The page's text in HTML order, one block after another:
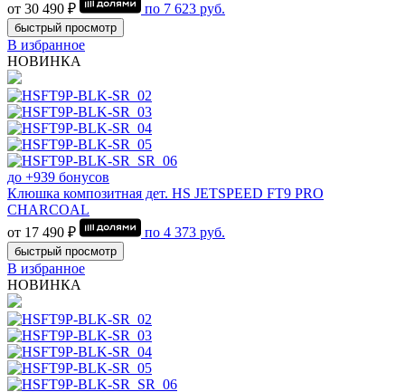
от 30 490 ₽
по 7 623 руб.
быстрый просмотр
В избранное
НОВИНКА
до +939 бонусов
Клюшка композитная дет. HS JETSPEED FT9 PRO
CHARCOAL
от 17 490 ₽
по 4 373 руб.
быстрый просмотр
В избранное
НОВИНКА